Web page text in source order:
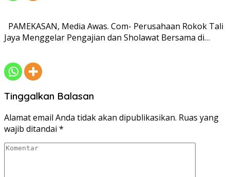
PAMEKASAN, Media Awas. Com- Perusahaan Rokok Tali
Jaya Menggelar Pengajian dan Sholawat Bersama di…
Tinggalkan Balasan
Alamat email Anda tidak akan dipublikasikan. Ruas yang
wajib ditandai *